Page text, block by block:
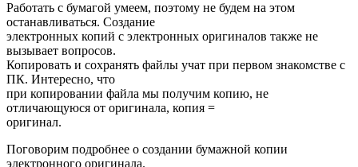
Работать с бумагой умеем, поэтому не будем на этом
останавливаться. Создание
электронных копий с электронных оригиналов также не
вызывает вопросов.
Копировать и сохранять файлы учат при первом знакомстве с
ПК. Интересно, что
при копировании файла мы получим копию, не
отличающуюся от оригинала, копия =
оригинал.
Поговорим подробнее о создании бумажной копии
электронного оригинала.